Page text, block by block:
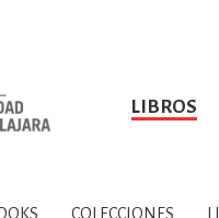
LIBROS
HISTORIA
COLECCIONES